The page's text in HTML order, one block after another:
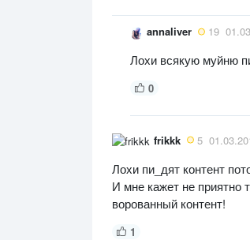
annaliver 19
Лохи всякую муйню
0
frikkk 5
Лохи пи_дят контент
И мне кажет не приятно
ворованный контент!
1